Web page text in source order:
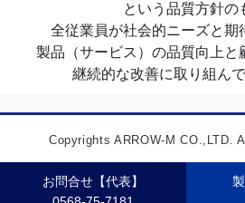
という品質方針の
全従業員が社会的ニーズと期
製品（サービス）の品質向上と
継続的な改善に取り組ん
お問合せ【代表】
Copyrights ARROW-M CO.,LTD.